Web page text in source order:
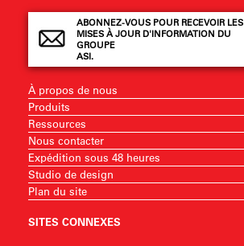
ABONNEZ-VOUS POUR RECEVOIR LES
MISES À JOUR D'INFORMATION DU
GROUPE
ASI.
À propos de nous
Produits
Ressources
Nous contacter
Expédition sous 48 heures
Studio de design
Plan du site
SITES CONNEXES